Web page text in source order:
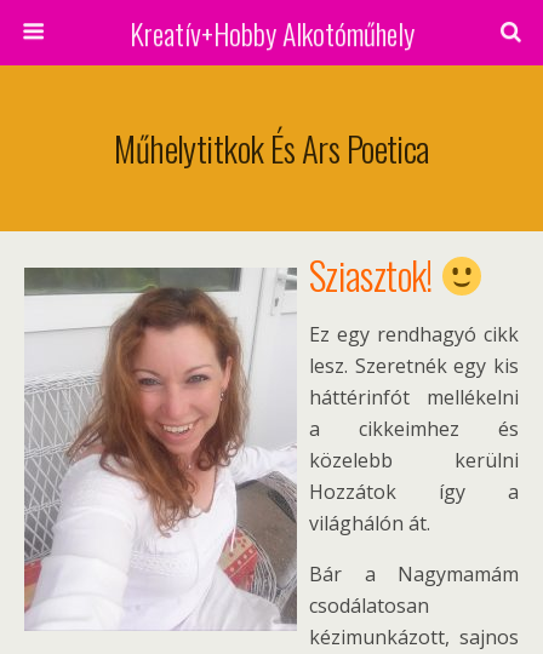
Kreatív+Hobby Alkotóműhely
Műhelytitkok És Ars Poetica
Sziasztok!
Ez egy rendhagyó cikk
lesz. Szeretnék egy kis
háttérinfót mellékelni
a cikkeimhez és
közelebb kerülni
Hozzátok így a
világhálón át.
Bár a Nagymamám
csodálatosan
kézimunkázott, sajnos